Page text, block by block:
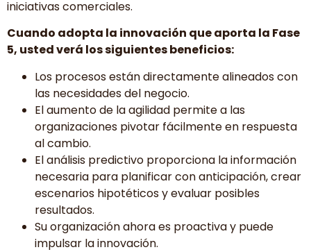
iniciativas comerciales.
Cuando adopta la innovación que aporta la Fase
5, usted verá los siguientes beneficios:
Los procesos están directamente alineados con
las necesidades del negocio.
El aumento de la agilidad permite a las
organizaciones pivotar fácilmente en respuesta
al cambio.
El análisis predictivo proporciona la información
necesaria para planificar con anticipación, crear
escenarios hipotéticos y evaluar posibles
resultados.
Su organización ahora es proactiva y puede
impulsar la innovación.